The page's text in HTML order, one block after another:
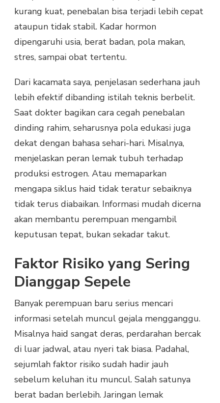
kurang kuat, penebalan bisa terjadi lebih cepat
ataupun tidak stabil. Kadar hormon
dipengaruhi usia, berat badan, pola makan,
stres, sampai obat tertentu.
Dari kacamata saya, penjelasan sederhana jauh
lebih efektif dibanding istilah teknis berbelit.
Saat dokter bagikan cara cegah penebalan
dinding rahim, seharusnya pola edukasi juga
dekat dengan bahasa sehari-hari. Misalnya,
menjelaskan peran lemak tubuh terhadap
produksi estrogen. Atau memaparkan
mengapa siklus haid tidak teratur sebaiknya
tidak terus diabaikan. Informasi mudah dicerna
akan membantu perempuan mengambil
keputusan tepat, bukan sekadar takut.
Faktor Risiko yang Sering
Dianggap Sepele
Banyak perempuan baru serius mencari
informasi setelah muncul gejala mengganggu.
Misalnya haid sangat deras, perdarahan bercak
di luar jadwal, atau nyeri tak biasa. Padahal,
sejumlah faktor risiko sudah hadir jauh
sebelum keluhan itu muncul. Salah satunya
berat badan berlebih. Jaringan lemak